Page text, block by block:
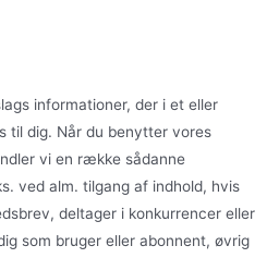
informationer, der i et eller
til dig. Når du benytter vores
vi en række sådanne
ved alm. tilgang af indhold, hvis
deltager i konkurrencer eller
som bruger eller abonnent, øvrig